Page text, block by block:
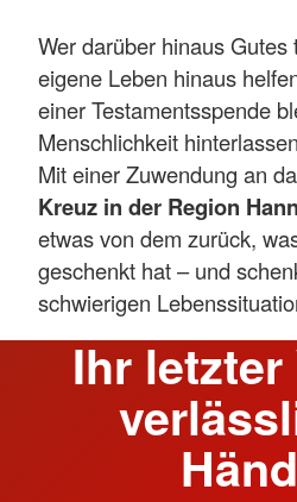
Wer darüber hinaus
eigene Leben hinaus
einer Testamentsspende
Menschlichkeit
Mit einer Zuwendung an
Kreuz in der Region
etwas von dem zurück,
geschenkt hat – und
schwierigen
Ihr